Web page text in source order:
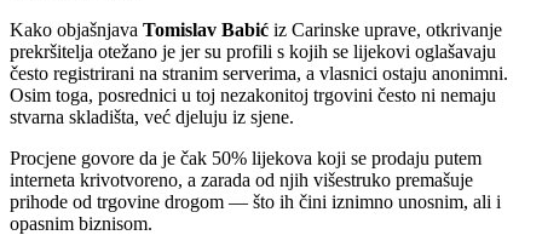
Kako objašnjava Tomislav Babić iz Carinske uprave, otkrivanje
prekršitelja otežano je jer su profili s kojih se lijekovi oglašavaju
često registrirani na stranim serverima, a vlasnici ostaju anonimni.
Osim toga, posrednici u toj nezakonitoj trgovini često ni nemaju
stvarna skladišta, već djeluju iz sjene.
Procjene govore da je čak 50% lijekova koji se prodaju putem
interneta krivotvoreno, a zarada od njih višestruko premašuje
prihode od trgovine drogom — što ih čini iznimno unosnim, ali i
opasnim biznisom.